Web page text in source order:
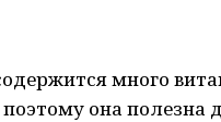
много
она полезна